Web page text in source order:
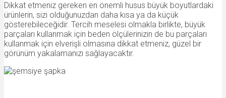
Dikkat etmeniz gereken en önemli husus büyük boyutlardaki
ürünlerin, sizi olduğunuzdan daha kısa ya da küçük
gösterebileceğidir. Tercih meselesi olmakla birlikte, büyük
parçaları kullanmak için beden ölçülerinizin de bu parçaları
kullanmak için elverişli olmasına dikkat etmeniz, güzel bir
görünüm yakalamanızı sağlayacaktır.